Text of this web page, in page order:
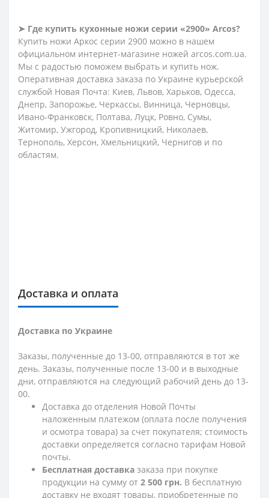
➤ Где купить кухонные ножи серии «2900» Arcos?
Купить ножи Аркос серии 2900 можно в нашем
официальном интернет-магазине ножей arcos.com.ua.
Мы с радостью поможем выбрать и купить нож.
Оперативная доставка заказа по Украине курьерской
службой Новая Почта: Киев, Львов, Харьков, Одесса,
Днепр, Запорожье, Черкассы, Винница, Черновцы,
Ивано-Франковск, Полтава, Луцк, Ровно, Сумы,
Житомир, Ужгород, Кропивницкий, Николаев,
Тернополь, Херсон, Хмельницкий, Чернигов и по
областям.
Доставка и оплата
Доставка по Украине
Заказы, полученные до 13-00, отправляются в тот же
день. Заказы, полученные после 13-00 и в выходные
дни, отправляются на следующий рабочий день до 13-
00.
Доставка до отделения Новой Почты
наложенным платежом (оплата после получения
и осмотра товара) за счет покупателя; стоимость
доставки определяется согласно тарифам Новой
почты.
Бесплатная доставка заказа при покупке
продукции на сумму от 2 500 грн. В бесплатную
доставку не входят товары, приобретенные по